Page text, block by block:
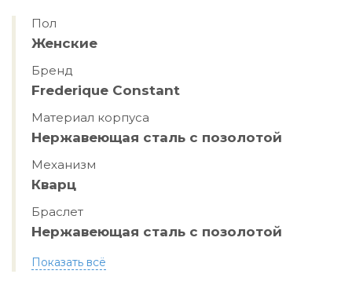
Пол
Женские
Бренд
Frederique Constant
Материал корпуса
Hержавеющая сталь с позолотой
Механизм
Кварц
Браслет
Hержавеющая сталь с позолотой
Показать всё